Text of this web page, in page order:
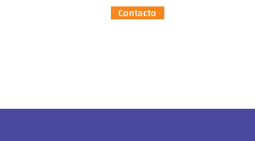
Contacto